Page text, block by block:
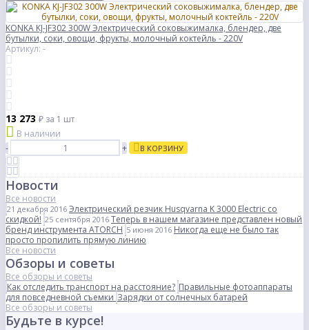
KONKA KJ-JF302 300W Электрический соковыжималка, блендер, две
бутылки, соки, овощи, фрукты, молочный коктейль - 220V
Артикул: -
13 273 ₽ за 1 шт
В наличии
-
+ В КОРЗИНУ
Новости
Все новости
21 декабря 2016 Электрический резчик Husqvarna K 3000 Electric со
скидкой! 25 сентября 2016 Теперь в нашем магазине представлен новый
бренд инструмента ATORCH 5 июня 2016 Никогда еще не было так
просто пропилить прямую линию
Все новости
Обзоры и советы
Все обзоры и советы
Как отследить транспорт на расстояние? Правильные фотоаппараты
для повседневной съемки Зарядки от солнечных батарей
Все обзоры и советы
Будьте в курсе!